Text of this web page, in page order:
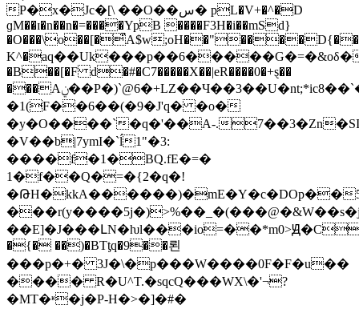
P�x�Jc�[\ ��O��س� pL�V+�^�D
ɡM��ɪ�n��n�=����YpB ����F3H�i��mSd}
K^�󠂉aq��Uk���p��6�����G�=�&oδ�
�B��[�F d�#�C7�����X��|eR����0�+ȿ��
���Aݧ��P�)`@6�+LZ��Ч��3��U�nt;*ic8��`�
�1(F��6��(�9�J'q� �o�
�y�O����`�q�'��A-.
�V��b|7ymI�`ĺ1"�3:
����f�1�BQ.fΕ�=�
1�f��Q�=�{2�q�!
�ԹH�kkA������)�mE�Y�c�DOp��
�{� ��)�BTƫq�9��뢴
���p�+� 3J�\�p���W����0F�F�u��
���� R�U^T.�sqcQ���WX\�'¬?
�MT�ʶ�j�P-H�>�]�#�